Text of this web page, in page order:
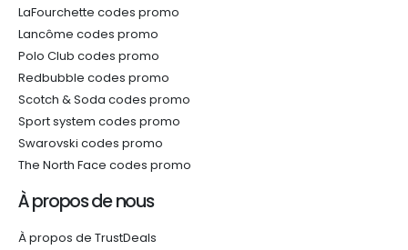
LaFourchette codes promo
Lancôme codes promo
Polo Club codes promo
Redbubble codes promo
Scotch & Soda codes promo
Sport system codes promo
Swarovski codes promo
The North Face codes promo
À propos de nous
À propos de TrustDeals